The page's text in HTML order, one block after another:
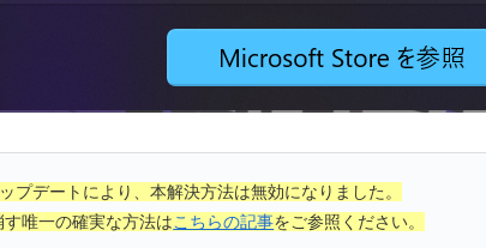
プデートにより、本解決方法は無効になりました。
唯一の確実な方法はこちらの記事をご参照ください。